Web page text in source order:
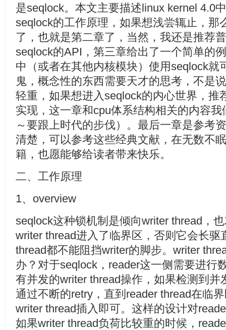
是seqlock。本文主要描述linux kernel 4.0
seqlock的工作原理，如果想浅尝辄止，那
了，也就是第二章了，当然，我还是推荐
seqlock的API，第三章给出了一个简单的
中（或者在其他内核模块）使用seqlock就
鬼，概念性的东西需要天才的思考，不是
轻重，如果想进入seqlock的内心世界，推
实现，这一章和cpu体系结构相关的内容
～要跟上时代的步伐）。最后一章是参考
清楚，可以参考这些经典文献，在无数不
籍，也愿能够给读者带来快乐。
二、工作原理
1、overview
seqlock这种锁机制是倾向writer thread，
writer thread进入了临界区，否则它会长驱
thread都不能阻挡writer的脚步。writer
办？对于seqlock，reader这一侧需要进行
有并发的writer thread操作，如果检测到并
通过不断的retry，直到reader thread在临
writer thread插入即可。这样的设计对
如果writer thread负荷比较重的时候，